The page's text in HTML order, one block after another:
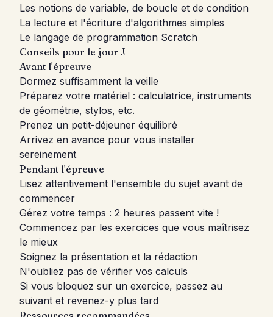
Les notions de variable, de boucle et de condition
La lecture et l'écriture d'algorithmes simples
Le langage de programmation Scratch
Conseils pour le jour J
Avant l'épreuve
Dormez suffisamment la veille
Préparez votre matériel : calculatrice, instruments
de géométrie, stylos, etc.
Prenez un petit-déjeuner équilibré
Arrivez en avance pour vous installer
sereinement
Pendant l'épreuve
Lisez attentivement l'ensemble du sujet avant de
commencer
Gérez votre temps : 2 heures passent vite !
Commencez par les exercices que vous maîtrisez
le mieux
Soignez la présentation et la rédaction
N'oubliez pas de vérifier vos calculs
Si vous bloquez sur un exercice, passez au
suivant et revenez-y plus tard